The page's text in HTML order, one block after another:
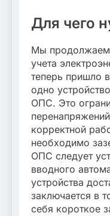
Для чего
Мы продолжаем
учета
теперь пришло
одно
ОПС. Это
корректной
необходимо
ОПС следует
вводного
устройства
заключается в
себя короткое